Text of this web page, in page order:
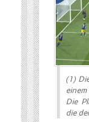
(1)
Die
die